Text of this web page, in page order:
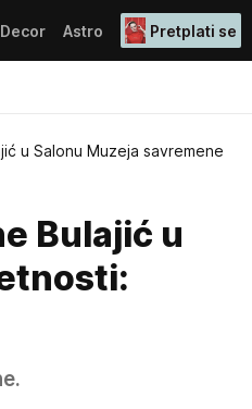
Decor Astro Pretplati se
u Salonu Muzeja savremene
Bulajić u